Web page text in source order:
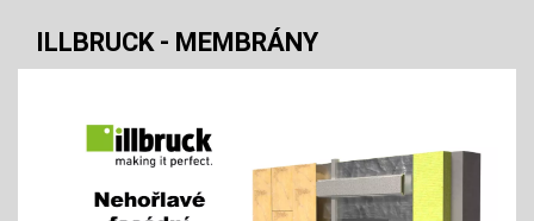
ILLBRUCK - MEMBRÁNY